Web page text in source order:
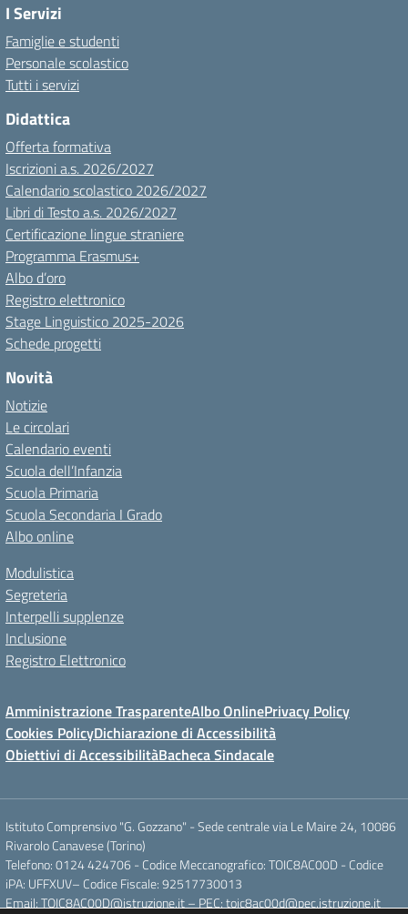
I Servizi
Famiglie e studenti
Personale scolastico
Tutti i servizi
Didattica
Offerta formativa
Iscrizioni a.s. 2026/2027
Calendario scolastico 2026/2027
Libri di Testo a.s. 2026/2027
Certificazione lingue straniere
Programma Erasmus+
Albo d’oro
Registro elettronico
Stage Linguistico 2025-2026
Schede progetti
Novità
Notizie
Le circolari
Calendario eventi
Scuola dell’Infanzia
Scuola Primaria
Scuola Secondaria I Grado
Albo online
Modulistica
Segreteria
Interpelli supplenze
Inclusione
Registro Elettronico
Amministrazione TrasparenteAlbo OnlinePrivacy Policy
Cookies PolicyDichiarazione di Accessibilità
Obiettivi di AccessibilitàBacheca Sindacale
Istituto Comprensivo "G. Gozzano" - Sede centrale via Le Maire 24, 10086
Rivarolo Canavese (Torino)
Telefono: 0124 424706 - Codice Meccanografico: TOIC8AC00D - Codice
iPA: UFFXUV– Codice Fiscale: 92517730013
Email: TOIC8AC00D@istruzione.it – PEC: toic8ac00d@pec.istruzione.it